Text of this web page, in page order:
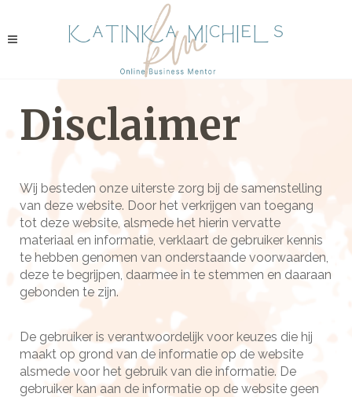
Disclaimer
Wij besteden onze uiterste zorg bij de samenstelling
van deze website. Door het verkrijgen van toegang
tot deze website, alsmede het hierin vervatte
materiaal en informatie, verklaart de gebruiker kennis
te hebben genomen van onderstaande voorwaarden,
deze te begrijpen, daarmee in te stemmen en daaraan
gebonden te zijn.
De gebruiker is verantwoordelijk voor keuzes die hij
maakt op grond van de informatie op de website
alsmede voor het gebruik van die informatie. De
gebruiker kan aan de informatie op de website geen